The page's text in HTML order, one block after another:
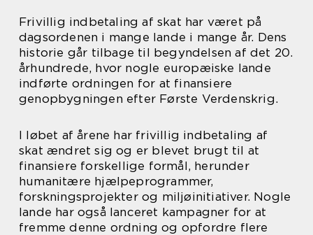
Frivillig indbetaling af skat har været på
dagsordenen i mange lande i mange år. Dens
historie går tilbage til begyndelsen af det 20.
århundrede, hvor nogle europæiske lande
indførte ordningen for at finansiere
genopbygningen efter Første Verdenskrig.
I løbet af årene har frivillig indbetaling af
skat ændret sig og er blevet brugt til at
finansiere forskellige formål, herunder
humanitære hjælpeprogrammer,
forskningsprojekter og miljøinitiativer. Nogle
lande har også lanceret kampagner for at
fremme denne ordning og opfordre flere